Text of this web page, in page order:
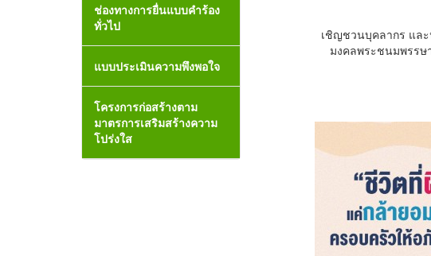
ช่องทางการยื่นแบบคำร้อง
ทั่วไป
แบบประเมินความพึงพอใจ
โครงการก่อสร้างตาม
มาตรการเสริมสร้างความ
โปร่งใส
เชิญชวนบุคลากร และ
มงคลพระชนมพรรษ